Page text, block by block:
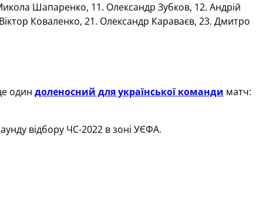
Шапаренко, 11. Олександр Зубков, 12. Андрій
Коваленко, 21. Олександр Караваєв, 23. Дмитро
один доленосний для української команди матч:
відбору ЧС-2022 в зоні УЄФА.